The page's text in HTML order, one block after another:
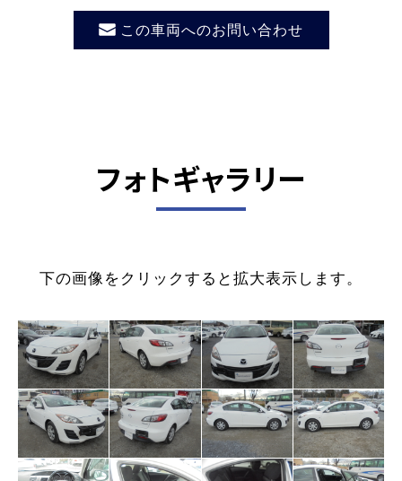
この車両へのお問い合わせ
フォトギャラリー
下の画像をクリックすると拡大表示します。